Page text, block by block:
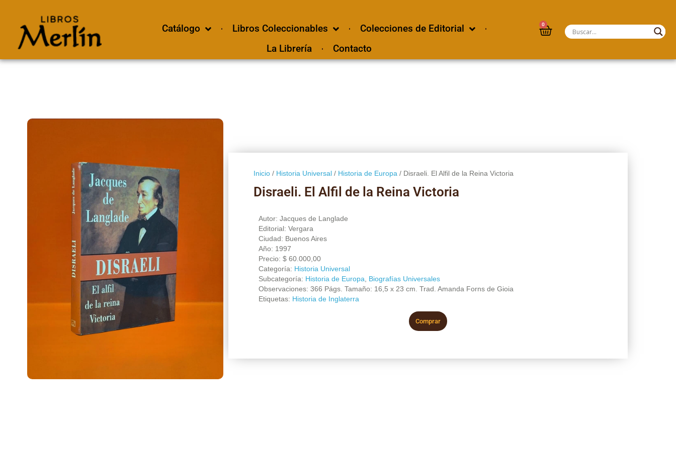
Catálogo Libros Coleccionables
Colecciones de Editorial
La Librería
Contacto
0
Inicio/ Historia Universal/ Historia de Europa / Disraeli. El Alfil de la Reina Victoria
Disraeli. El Alfil de la Reina Victoria
Autor: Jacques de Langlade
Editorial: Vergara
Ciudad: Buenos Aires
Año: 1997
Precio: $60.000,00
Categoría: Historia Universal
Subcategoría: Historia de Europa
Biografías Universales
Observaciones: 366 Págs. Tamaño: 16,5 x 23 cm. Trad. Amanda Forns de Gioia
Etiquetas: Historia de Inglaterra
Comprar